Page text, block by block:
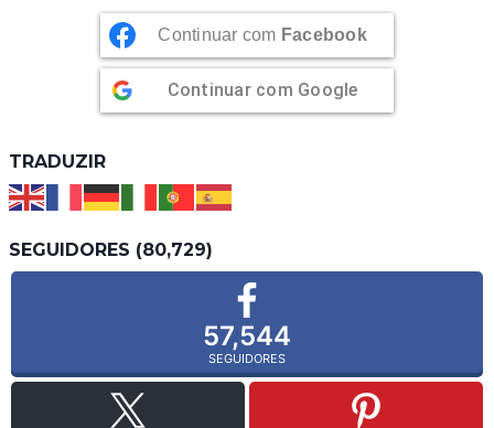
Continuar com Facebook
Continuar com Google
TRADUZIR
SEGUIDORES (80,729)
57,544
SEGUIDORES